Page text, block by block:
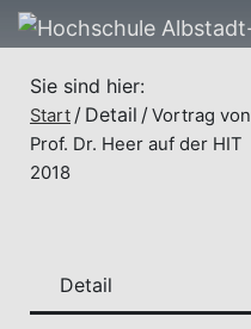
Sie sind hier:
Start Detail
Vortrag von
Prof. Dr. Heer auf der HIT
2018
Detail